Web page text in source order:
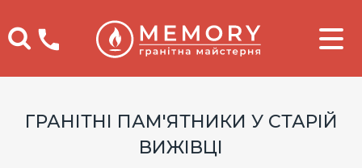
Телефоны
ГРАНІТНІ ПАМ'ЯТНИКИ У СТАРІЙ
ВИЖІВЦІ